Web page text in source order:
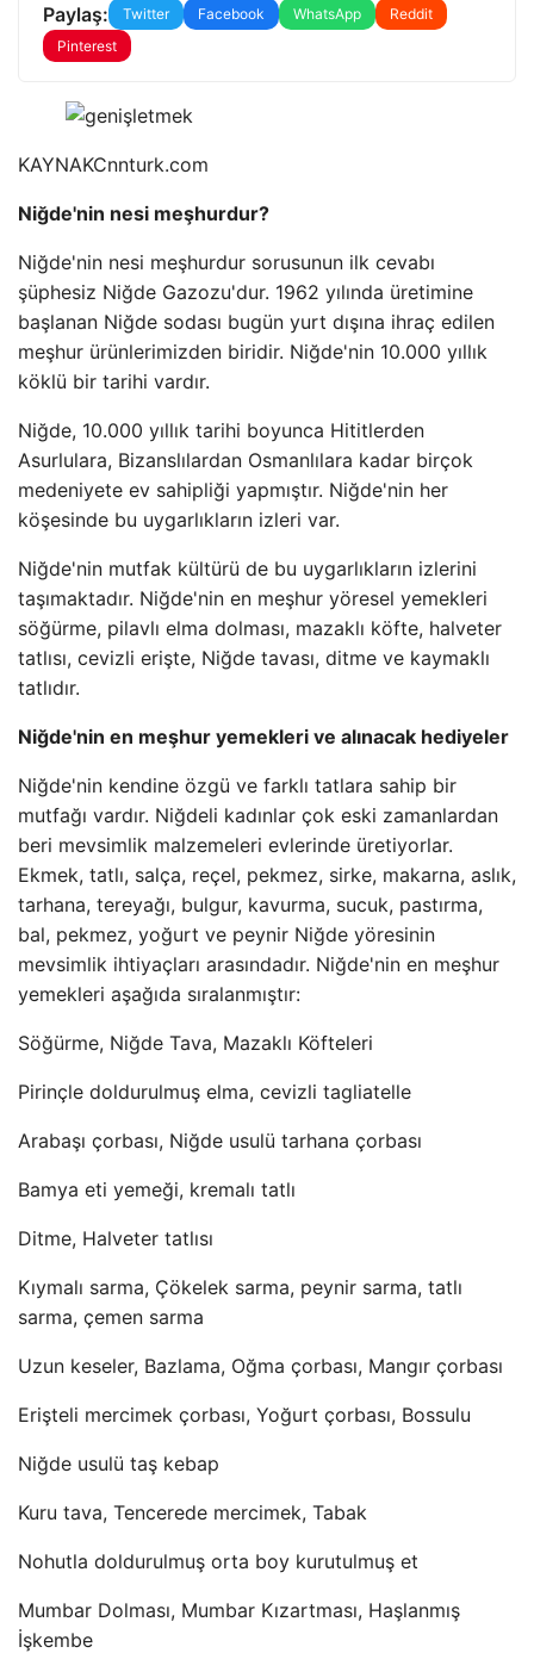
Paylaş: Twitter Facebook WhatsApp
Reddit
Pinterest
KAYNAKCnnturk.com
Niğde'nin nesi meşhurdur?
Niğde'nin nesi meşhurdur sorusunun ilk cevabı
şüphesiz Niğde Gazozu'dur. 1962 yılında üretimine
başlanan Niğde sodası bugün yurt dışına ihraç edilen
meşhur ürünlerimizden biridir. Niğde'nin 10.000 yıllık
köklü bir tarihi vardır.
Niğde, 10.000 yıllık tarihi boyunca Hititlerden
Asurlulara, Bizanslılardan Osmanlılara kadar birçok
medeniyete ev sahipliği yapmıştır. Niğde'nin her
köşesinde bu uygarlıkların izleri var.
Niğde'nin mutfak kültürü de bu uygarlıkların izlerini
taşımaktadır. Niğde'nin en meşhur yöresel yemekleri
söğürme, pilavlı elma dolması, mazaklı köfte, halveter
tatlısı, cevizli erişte, Niğde tavası, ditme ve kaymaklı
tatlıdır.
Niğde'nin en meşhur yemekleri ve alınacak hediyeler
Niğde'nin kendine özgü ve farklı tatlara sahip bir
mutfağı vardır. Niğdeli kadınlar çok eski zamanlardan
beri mevsimlik malzemeleri evlerinde üretiyorlar.
Ekmek, tatlı, salça, reçel, pekmez, sirke, makarna, aslık,
tarhana, tereyağı, bulgur, kavurma, sucuk, pastırma,
bal, pekmez, yoğurt ve peynir Niğde yöresinin
mevsimlik ihtiyaçları arasındadır. Niğde'nin en meşhur
yemekleri aşağıda sıralanmıştır:
Söğürme, Niğde Tava, Mazaklı Köfteleri
Pirinçle doldurulmuş elma, cevizli tagliatelle
Arabaşı çorbası, Niğde usulü tarhana çorbası
Bamya eti yemeği, kremalı tatlı
Ditme, Halveter tatlısı
Kıymalı sarma, Çökelek sarma, peynir sarma, tatlı
sarma, çemen sarma
Uzun keseler, Bazlama, Oğma çorbası, Mangır çorbası
Erişteli mercimek çorbası, Yoğurt çorbası, Bossulu
Niğde usulü taş kebap
Kuru tava, Tencerede mercimek, Tabak
Nohutla doldurulmuş orta boy kurutulmuş et
Mumbar Dolması, Mumbar Kızartması, Haşlanmış
İşkembe